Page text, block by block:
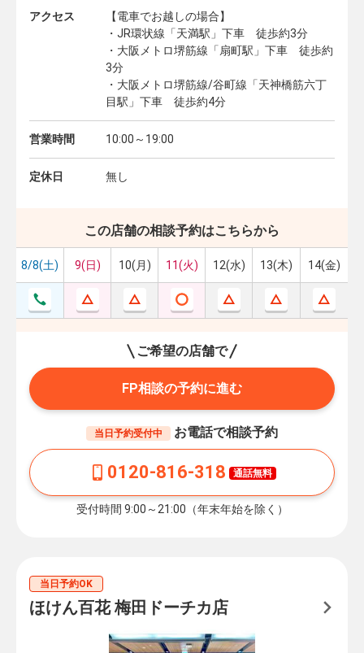
アクセス
【電車でお越しの場合】
・JR環状線「天満駅」下車 徒歩約3分
・大阪メトロ堺筋線「扇町駅」下車 徒歩約
3分
・大阪メトロ堺筋線/谷町線「天神橋筋六丁
目駅」下車 徒歩約4分
営業時間 10:00～19:00
定休日 無し
この店舗の相談予約はこちらから
8/8(土) 9(日) 10(月) 11(火) 12(水) 13(木) 14(金)
ご希望の店舗で
FP相談の予約に進む
当日予約受付中 お電話で相談予約
0120-816-318 通話無料
受付時間 9:00～21:00（年末年始を除く）
当日予約OK
ほけん百花 梅田ドーチカ店